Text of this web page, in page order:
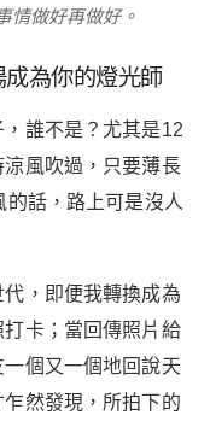
情做好再做好。
為你的燈光師
誰不是？尤其是12
風吹過，只要薄長
話，路上可是沒人
，即便我轉換成為
卡；當回傳照片給
個又一個地回說天
然發現，所拍下的